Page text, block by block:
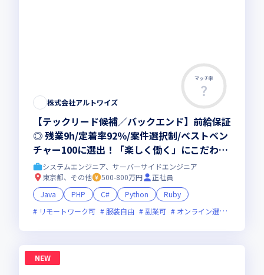
マッチ率
株式会社アルトワイズ
【テックリード候補／バックエンド】前給保証
◎ 残業9h/定着率92％/案件選択制/ベストベン
チャー100に選出！「楽しく働く」にこだわり
抜く会社。仕事も、人生も、本気で楽しめる環
境へ！
システムエンジニア、サーバーサイドエンジニア
東京都、その他
500-800万円
正社員
Java
PHP C# Python
Ruby
リモートワーク可
服装自由 副業可 オンライン選考可
NEW